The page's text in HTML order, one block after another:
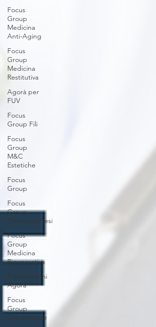
Focus
Group
Medicina
Anti-Aging
Focus
Group
Medicina
Restitutiva
Agorà per
FUV
Focus
Group Fili
Focus
Group
M&C
Estetiche
Focus
Group
Focus
Group
Dermocosmesi
Focus
Group
Medicina
Rigenerativa
Pubblicazioni
Agorà
Focus
Group
Complicanze